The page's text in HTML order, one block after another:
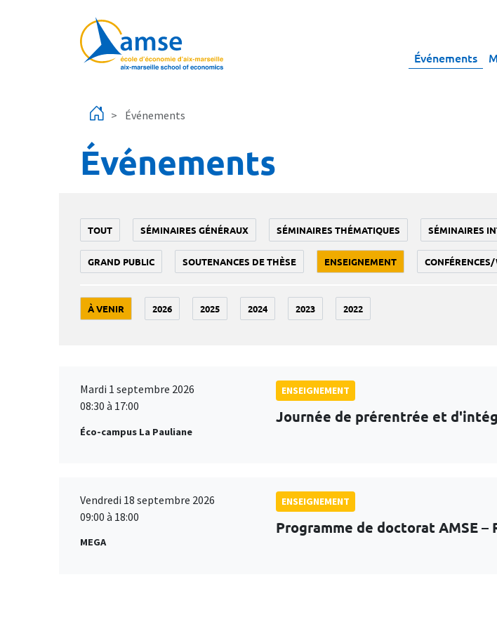
Événements
Événements
Événements
TOUT SÉMINAIRES GÉNÉRAUX SÉMINAIRES THÉMATIQUES SÉMINAIRES
GRAND PUBLIC SOUTENANCES DE THÈSE ENSEIGNEMENT
À VENIR 2026 2025 2024 2023 2022
Mardi 1 septembre 2026
08:30 à 17:00
Éco-campus La Pauliane
ENSEIGNEMENT
Journée de prérentrée et
Vendredi 18 septembre 2026
09:00 à 18:00
MEGA
ENSEIGNEMENT
Programme de doctorat AMSE –